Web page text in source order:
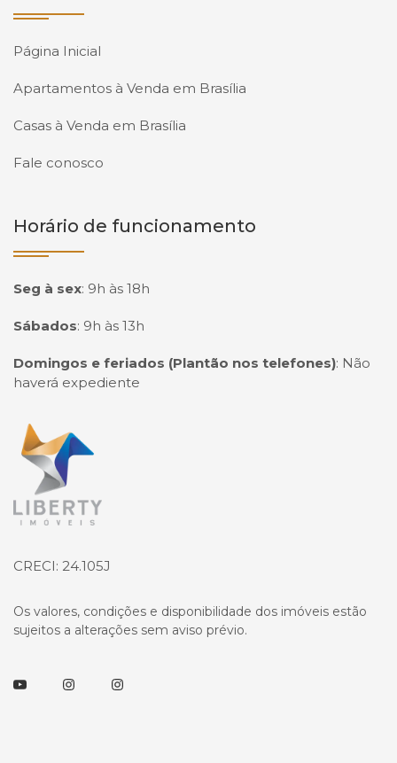
Página Inicial
Apartamentos à Venda em Brasília
Casas à Venda em Brasília
Fale conosco
Horário de funcionamento
Seg à sex: 9h às 18h
Sábados: 9h às 13h
Domingos e feriados (Plantão nos telefones): Não
haverá expediente
Página inicial
CRECI: 24.105J
Os valores, condições e disponibilidade dos imóveis estão
sujeitos a alterações sem aviso prévio.
YoutubeInstagramInstagram